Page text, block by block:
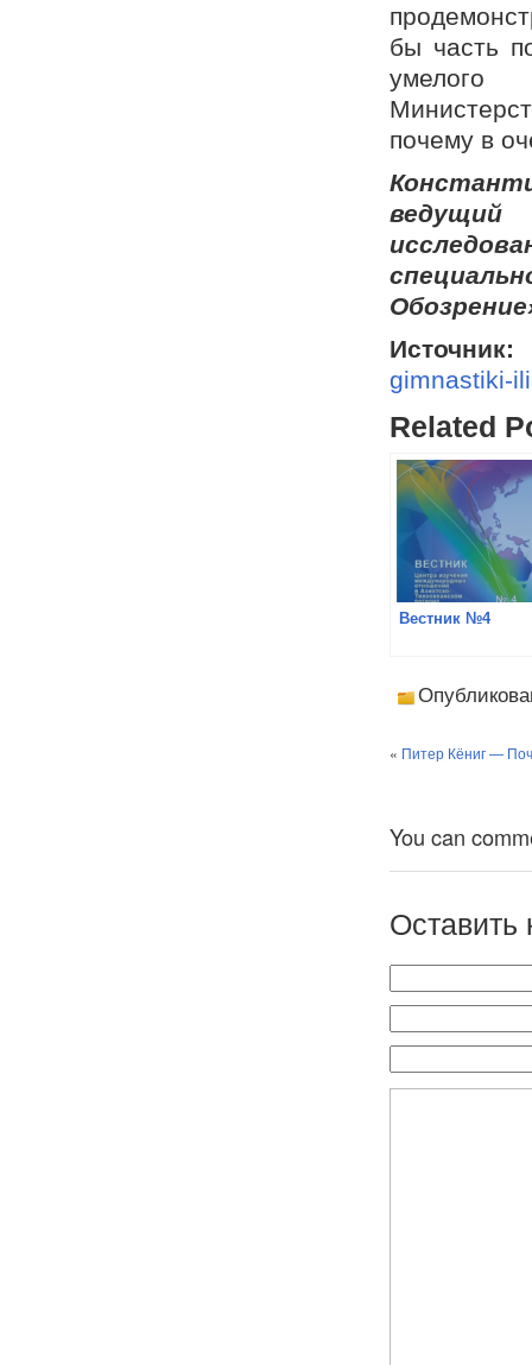
бы часть
умелого
почему в
ведущий
Источник:
gimnastiki-
Related
Вестник №4
« Питер Кёниг —
You can
Оставить